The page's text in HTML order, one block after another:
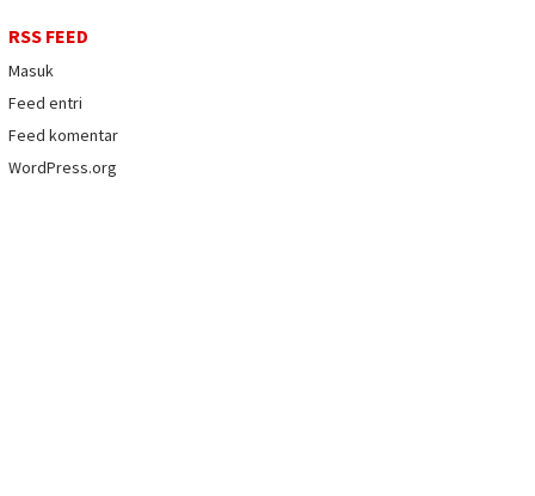
RSS FEED
Masuk
Feed entri
Feed komentar
WordPress.org